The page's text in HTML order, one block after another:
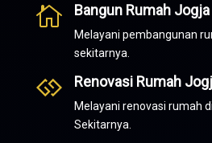
 Bangun Rumah Jogja
Melayani pembangunan
sekitarnya.
 Renovasi Rumah
Melayani renovasi rumah
Sekitarnya.